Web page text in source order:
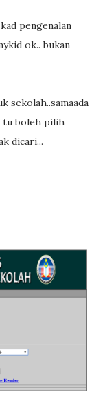
pengenalan
ok.. bukan
sekolah..samaada
tu boleh pilih
dicari...